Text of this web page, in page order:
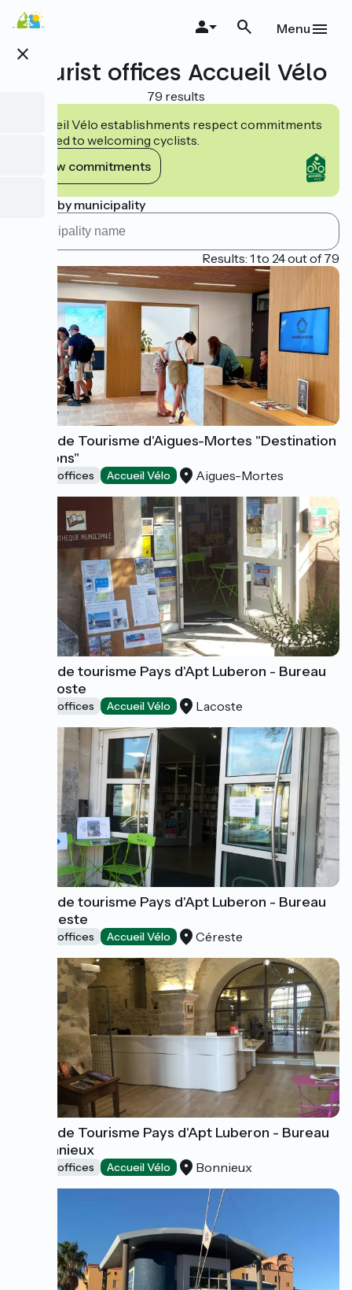
Skip
content
close
Menu
Tourist offices Accueil Vélo
79 results
Accueil Vélo establishments respect commitments
tailored to welcoming cyclists.
View commitments
Search by municipality
Results: 1 to 24 out of 79
Office de Tourisme d'Aigues-Mortes "Destination
Émotions"
Tourist offices Accueil Vélo Aigues-Mortes
Office de tourisme Pays d'Apt Luberon - Bureau
de Lacoste
Tourist offices Accueil Vélo Lacoste
Office de tourisme Pays d'Apt Luberon - Bureau
de Céreste
Tourist offices Accueil Vélo Céreste
Office de Tourisme Pays d'Apt Luberon - Bureau
de Bonnieux
Tourist offices Accueil Vélo Bonnieux